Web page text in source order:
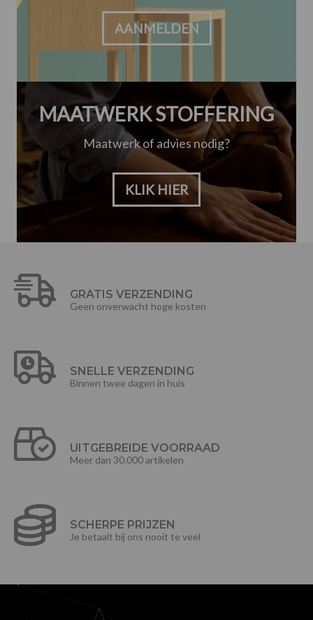
AANMELDEN
MAATWERK STOFFERING
Maatwerk of advies nodig?
KLIK HIER
GRATIS VERZENDING
Geen onverwacht hoge kosten
SNELLE VERZENDING
Binnen twee dagen in huis
UITGEBREIDE VOORRAAD
Meer dan 30.000 artikelen
SCHERPE PRIJZEN
Je betaalt bij ons nooit te veel